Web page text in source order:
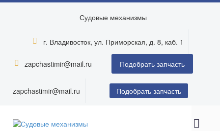
Судовые механизмы

 г. Владивосток, ул. Приморская, д. 8, каб. 1

 zapchastimir@mail.ru Подобрать запчасть
zapchastimir@mail.ru Подобрать запчасть